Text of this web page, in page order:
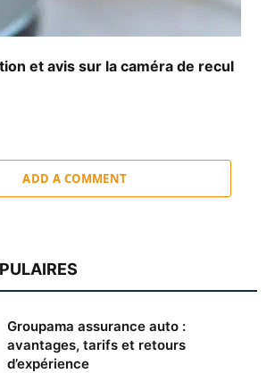
et avis sur la caméra de recul
ADD A COMMENT
Groupama assurance auto :
avantages, tarifs et retours
d’expérience